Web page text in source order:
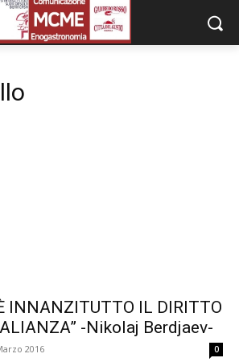
INNANZITUTTO IL DIRITTO
-Nikolaj Berdjaev-
2016 0